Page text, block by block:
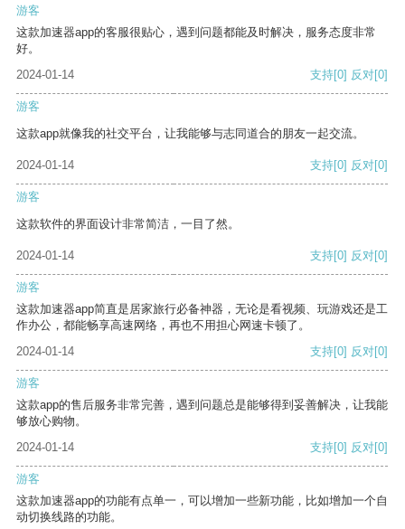
游客
这款加速器app的客服很贴心，遇到问题都能及时解决，服务态度非常
好。
2024-01-14
支持[0] 反对[0]
游客
这款app就像我的社交平台，让我能够与志同道合的朋友一起交流。
2024-01-14 支持[0] 反对[0]
游客
这款软件的界面设计非常简洁，一目了然。
2024-01-14 支持[0] 反对[0]
游客
这款加速器app简直是居家旅行必备神器，无论是看视频、玩游戏还是工
作办公，都能畅享高速网络，再也不用担心网速卡顿了。
2024-01-14
支持[0] 反对[0]
游客
这款app的售后服务非常完善，遇到问题总是能够得到妥善解决，让我能
够放心购物。
2024-01-14
支持[0] 反对[0]
游客
这款加速器app的功能有点单一，可以增加一些新功能，比如增加一个自
动切换线路的功能。